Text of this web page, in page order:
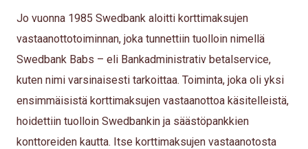
Jo vuonna 1985 Swedbank aloitti korttimaksujen
vastaanottotoiminnan, joka tunnettiin tuolloin nimellä
Swedbank Babs – eli Bankadministrativ betalservice,
kuten nimi varsinaisesti tarkoittaa. Toiminta, joka oli yksi
ensimmäisistä korttimaksujen vastaanottoa käsitelleistä,
hoidettiin tuolloin Swedbankin ja säästöpankkien
konttoreiden kautta. Itse korttimaksujen vastaanotosta